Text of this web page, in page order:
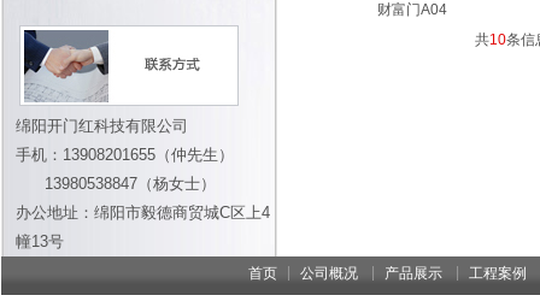
绵阳开门红科技有限公司
手机：13908201655（仲先生）
13980538847（杨女士）
办公地址：绵阳市毅德商贸城C区上4
幢13号
财富门A04
共10条信
首页 公司概况 产品展示 工程案例